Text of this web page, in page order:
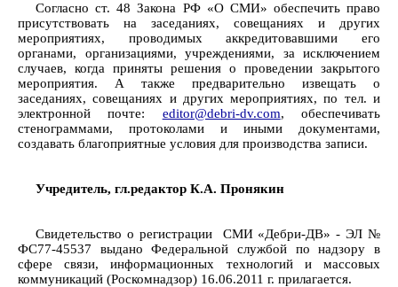
Согласно ст. 48 Закона РФ «О СМИ» обеспечить право
присутствовать на заседаниях, совещаниях и других
мероприятиях, проводимых аккредитовавшими его
органами, организациями, учреждениями, за исключением
случаев, когда приняты решения о проведении закрытого
мероприятия. А также предварительно извещать о
заседаниях, совещаниях и других мероприятиях, по тел. и
электронной почте: editor@debri-dv.com, обеспечивать
стенограммами, протоколами и иными документами,
создавать благоприятные условия для производства записи.
Учредитель, гл.редактор К.А. Пронякин
Свидетельство о регистрации СМИ «Дебри-ДВ» - ЭЛ №
ФС77-45537 выдано Федеральной службой по надзору в
сфере связи, информационных технологий и массовых
коммуникаций (Роскомнадзор) 16.06.2011 г. прилагается.